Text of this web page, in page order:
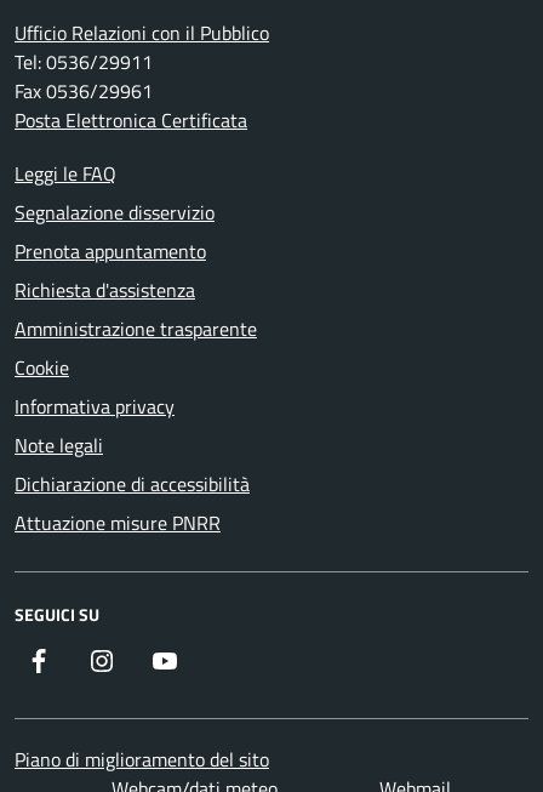
Ufficio Relazioni con il Pubblico
Tel: 0536/29911
Fax 0536/29961
Posta Elettronica Certificata
Leggi le FAQ
Segnalazione disservizio
Prenota appuntamento
Richiesta d'assistenza
Amministrazione trasparente
Cookie
Informativa privacy
Note legali
Dichiarazione di accessibilità
Attuazione misure PNRR
SEGUICI SU
Facebook Instagram
Piano di miglioramento del sito